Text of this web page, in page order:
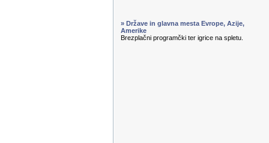
» Države in glavna mesta Evrope, Azije,
Amerike
Brezplačni programčki ter igrice na spletu.